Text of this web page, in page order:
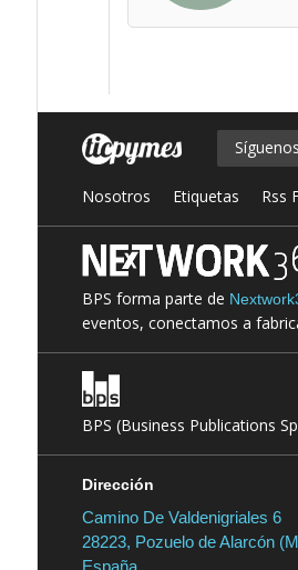
Síguenos
Nosotros Etiquetas Rss
BPS forma parte de
eventos, conectamos a
BPS (Business Publications
Dirección
Camino De Valdenigriales 6
28223, Pozuelo de Alarcón